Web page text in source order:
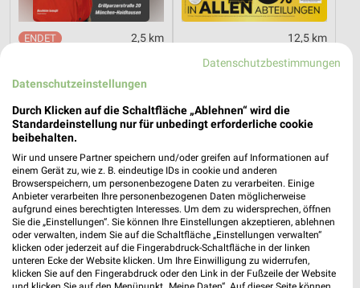
2,5 km 12,5 km
Wohnen Spezial
XXXLutz REWE
Datenschutzbestimmungen
Datenschutzeinstellungen
Durch Klicken auf die Schaltfläche „Ablehnen“ wird die
Standardeinstellung nur für unbedingt erforderliche cookie
beibehalten.
Wir und unsere Partner speichern und/oder greifen auf Informationen auf
einem Gerät zu, wie z. B. eindeutige IDs in cookie und anderen
Browserspeichern, um personenbezogene Daten zu verarbeiten. Einige
Anbieter verarbeiten Ihre personenbezogenen Daten möglicherweise
aufgrund eines berechtigten Interesses. Um dem zu widersprechen, öffnen
Sie die „Einstellungen“. Sie können Ihre Einstellungen akzeptieren, ablehnen
oder verwalten, indem Sie auf die Schaltfläche „Einstellungen verwalten“
klicken oder jederzeit auf die Fingerabdruck-Schaltfläche in der linken
unteren Ecke der Website klicken. Um Ihre Einwilligung zu widerrufen,
klicken Sie auf den Fingerabdruck oder den Link in der Fußzeile der Website